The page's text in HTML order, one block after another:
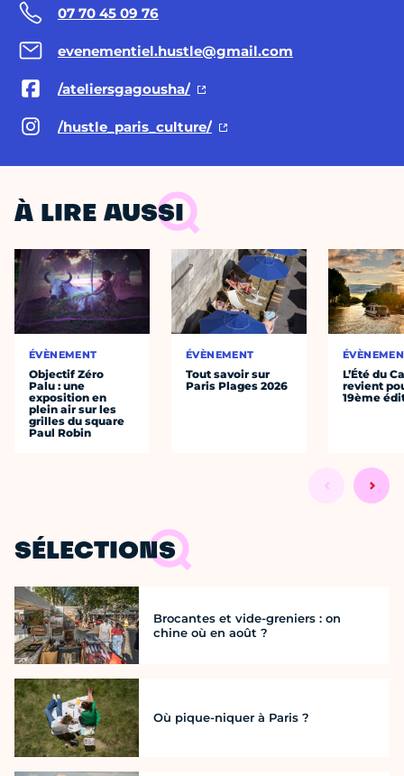
07 70 45 09 76
evenementiel.hustle@gmail.com
/ateliersgagousha/
/hustle_paris_culture/
À LIRE AUSSI
ÉVÈNEMENT
Objectif Zéro
Palu : une
exposition en
plein air sur les
grilles du square
Paul Robin
ÉVÈNEMENT
Tout savoir sur
Paris Plages 2026
L’Été du
revient
19ème
SÉLECTIONS
Brocantes et vide-greniers : on
chine où en août ?
Où pique-niquer à Paris ?